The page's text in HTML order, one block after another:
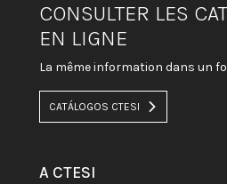
CONSULTER LES
EN LIGNE
La même information dans un
CATÁLOGOS CTESI
A CTESI